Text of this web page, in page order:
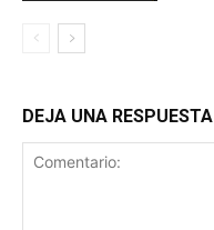
DEJA UNA RESPUESTA